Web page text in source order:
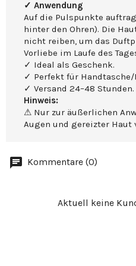
✓ Anwendung
Auf die Pulspunkte
hinter den Ohren). Die
nicht reiben, um das
Vorliebe im Laufe des
✓ Ideal als Geschenk.
✓ Perfekt für Handtasche/
✓ Versand 24–48 Stunden.
Hinweis:
⚠ Nur zur äußerlichen
Augen und gereizter Haut
Kommentare (0)
Aktuell keine